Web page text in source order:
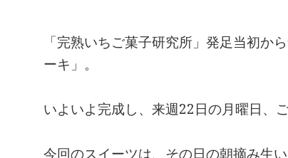
「完熟いちご菓子研究所」発足当初か
ーキ」。
いよいよ完成し、来週22日の月曜日、
今回のスイーツは、その日の朝摘み生